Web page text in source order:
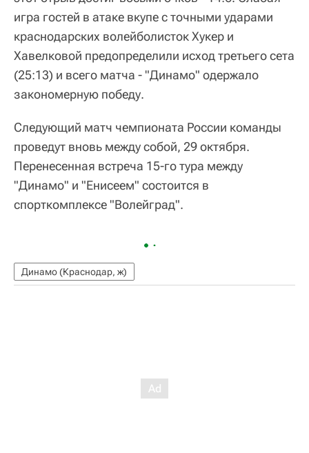
игра гостей в атаке вкупе с точными ударами
краснодарских волейболисток Хукер и
Хавелковой предопределили исход третьего сета
(25:13) и всего матча - "Динамо" одержало
закономерную победу.
Следующий матч чемпионата России команды
проведут вновь между собой, 29 октября.
Перенесенная встреча 15-го тура между
"Динамо" и "Енисеем" состоится в
спорткомплексе "Волейград".
Динамо (Краснодар, ж)